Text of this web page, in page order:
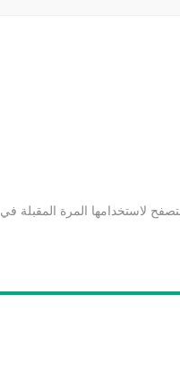
لاستخدامها المرة المقبلة في